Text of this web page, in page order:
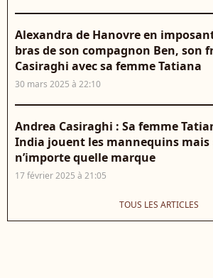
Alexandra de Hanovre en
bras de son compagnon Ben, son
Casiraghi avec sa femme Tatiana
30 mars 2025 à 22:10
Andrea Casiraghi : Sa femme
India jouent les mannequins mais
n’importe quelle marque
17 février 2025 à 21:05
TOUS LES ARTICLES